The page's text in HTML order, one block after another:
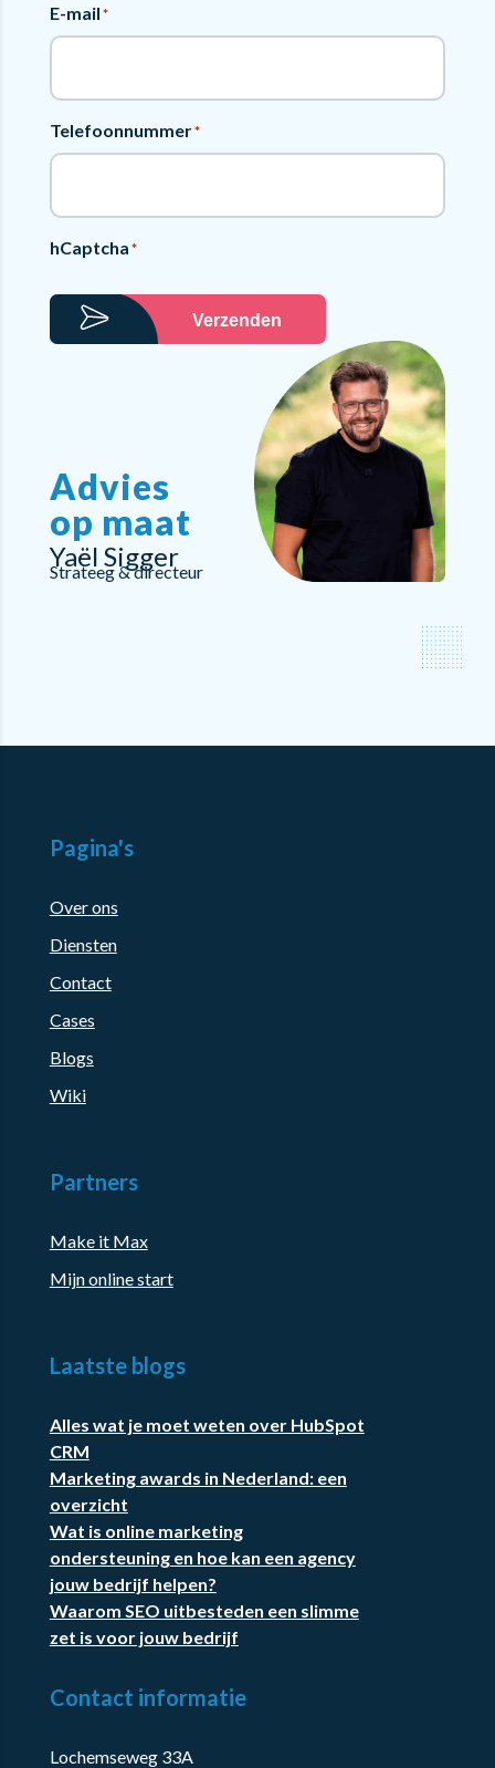
E-mail*
Telefoonnummer*
hCaptcha*
Verzenden
Advies
op maat
Yaël Sigger
Strateeg & directeur
Pagina's
Over ons
Diensten
Contact
Cases
Blogs
Wiki
Partners
Make it Max
Mijn online start
Laatste blogs
Alles wat je moet weten over HubSpot
CRM
Marketing awards in Nederland: een
overzicht
Wat is online marketing
ondersteuning en hoe kan een agency
jouw bedrijf helpen?
Waarom SEO uitbesteden een slimme
zet is voor jouw bedrijf
Contact informatie
Lochemseweg 33A